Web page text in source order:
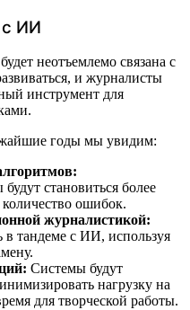
ИИ
неотъемлемо связана с
и журналисты
инструмент для
годы мы увидим:
становиться более
ошибок.
журналистикой:
в тандеме с ИИ, используя
Системы будут
нагрузку на
для творческой работы.